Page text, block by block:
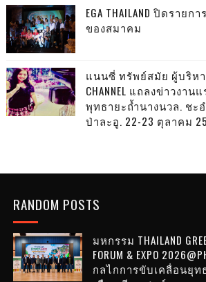
EGA THAILAND ปิดราย
ของสมาคม
แนนซี่ ทรัพย์สมัย ผู้บริหาร
CHANNEL แถลงข่าวงา
พุทธายะถ้ำนางนวล. ชะ
ป่าละอู. 22-23 ตุลาคม
RANDOM POSTS
มหกรรม THAILAND
FORUM & EXPO
กลไกการขับเคลื่อนยุ